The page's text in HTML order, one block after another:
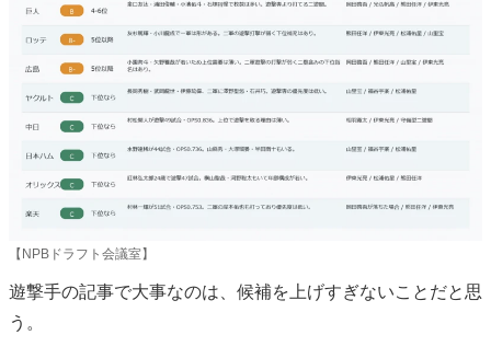
【NPBドラフト会議室】
遊撃手の記事で大事なのは、候補を上げすぎないことだと思
う。